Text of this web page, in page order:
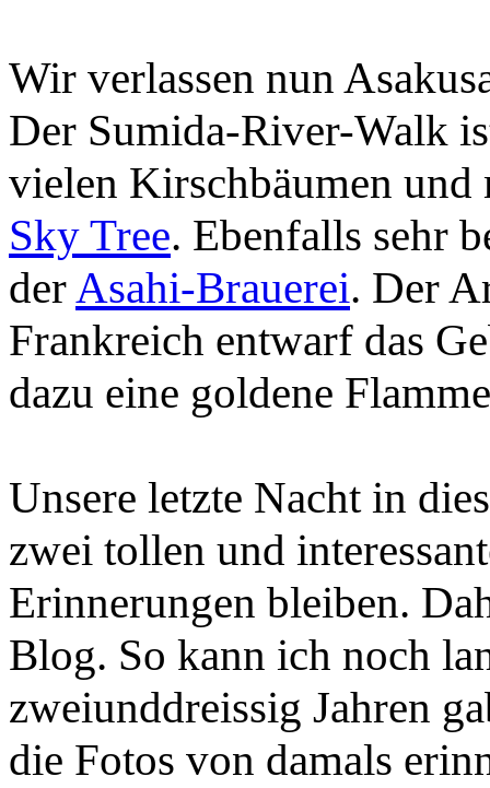
Wir verlassen nun
Der Sumida-River-Walk
vielen Kirschbäumen
Sky Tree. Ebenfalls sehr
derAsahi-Brauerei. Der
Frankreich entwarf das
dazu eine goldene
Unsere letzte Nacht in
zwei tollen und
Erinnerungen bleiben.
Blog. So kann ich noch
zweiunddreissig Jahren
die Fotos von damals